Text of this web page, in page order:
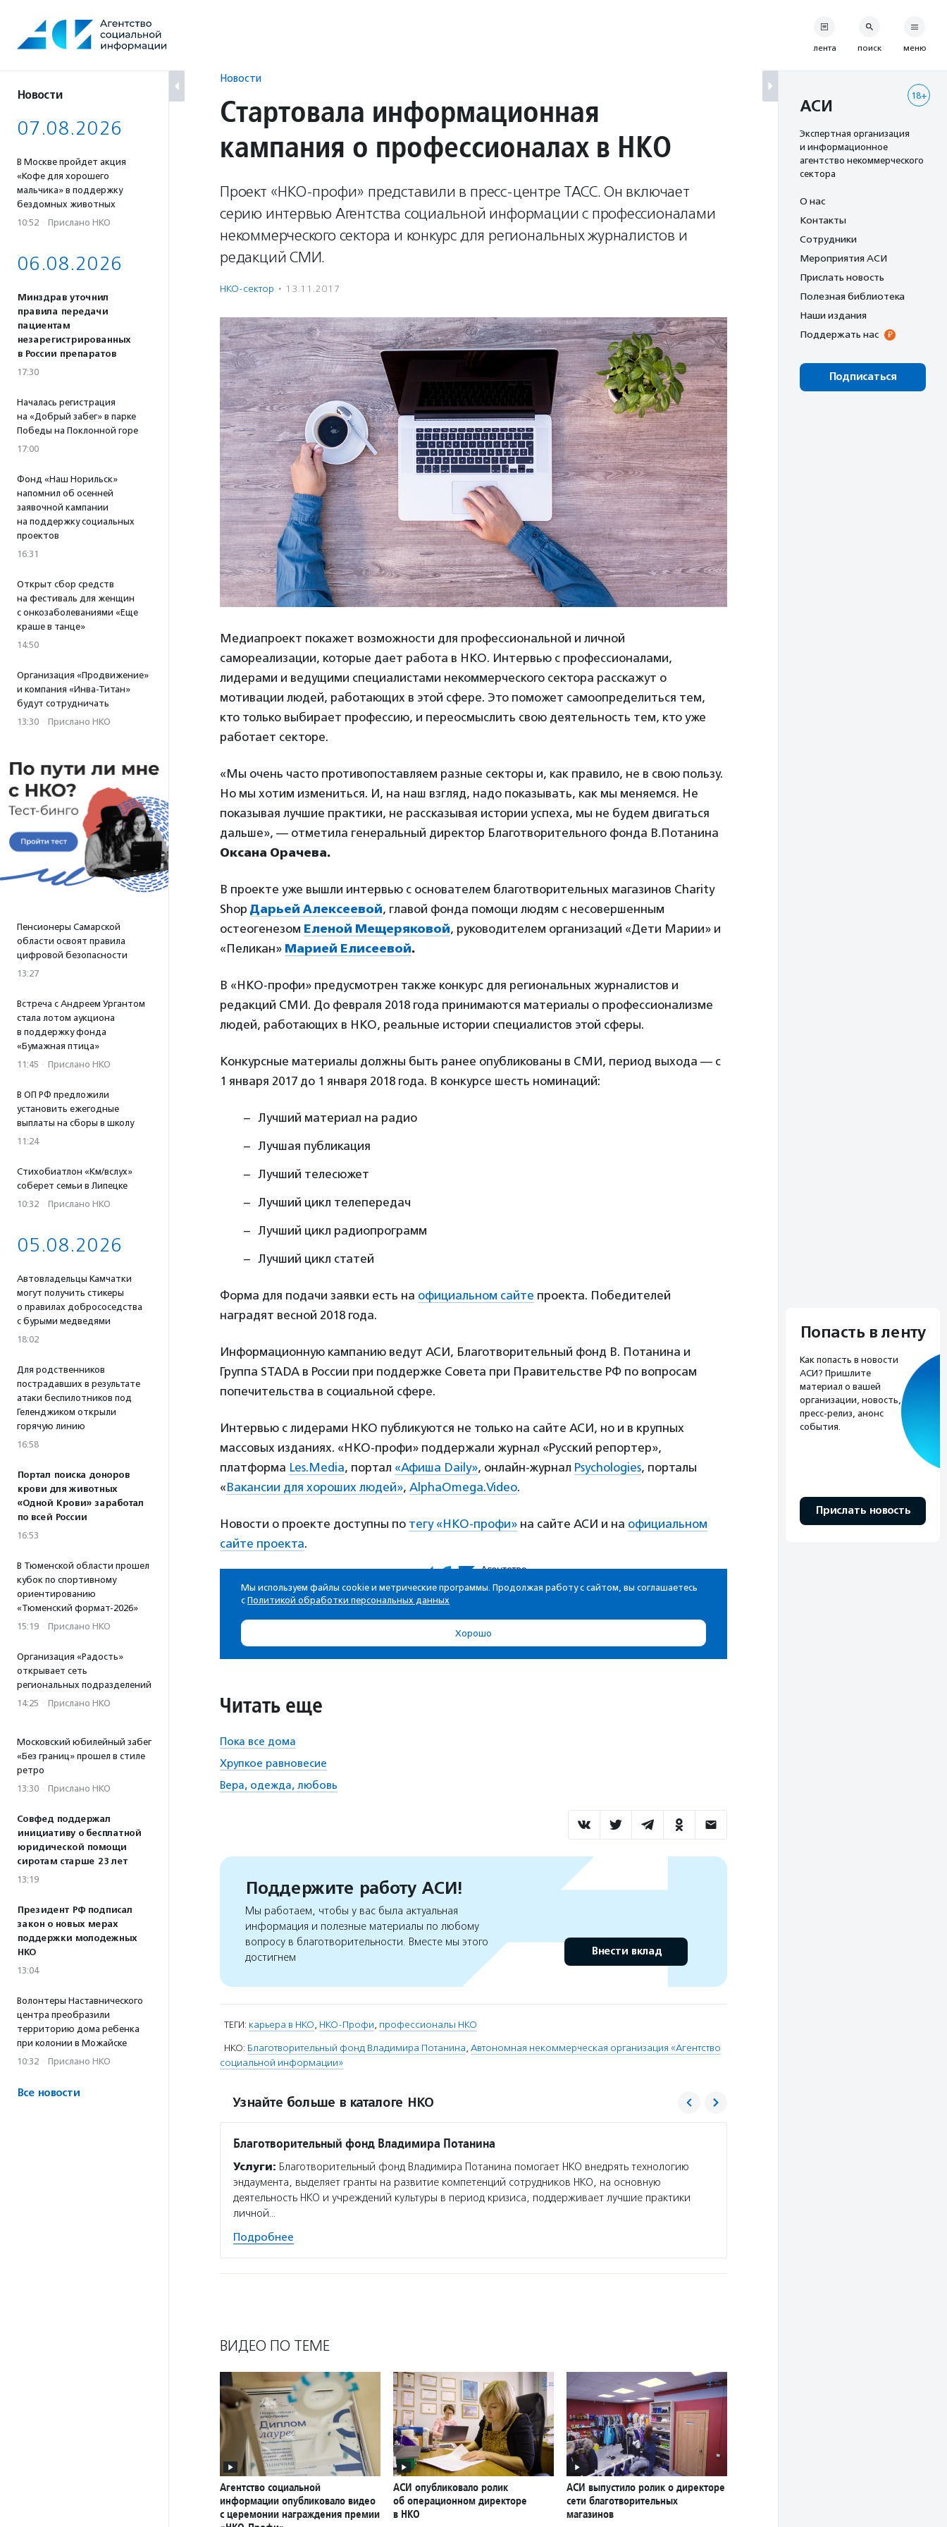
содержанию
Новости
07.08.2026
В Москве пройдет акция
«Кофе для хорошего
мальчика» в поддержку
бездомных животных
10:52 · Прислано НКО
06.08.2026
Минздрав уточнил
правила передачи
пациентам
незарегистрированных
в России препаратов
17:30
Началась регистрация
на «Добрый забег» в парке
Победы на Поклонной горе
17:00
Фонд «Наш Норильск»
напомнил об осенней
заявочной кампании
на поддержку социальных
проектов
16:31
Открыт сбор средств
на фестиваль для женщин
с онкозаболеваниями «Еще
краше в танце»
14:50
Организация «Продвижение»
и компания «Инва-Титан»
будут сотрудничать
13:30 · Прислано НКО
Пенсионеры Самарской
области освоят правила
цифровой безопасности
13:27
Встреча с Андреем Ургантом
стала лотом аукциона
в поддержку фонда
«Бумажная птица»
11:45 · Прислано НКО
В ОП РФ предложили
установить ежегодные
выплаты на сборы в школу
11:24
Стихобиатлон «Км/вслух»
соберет семьи в Липецке
10:32 · Прислано НКО
05.08.2026
Автовладельцы Камчатки
могут получить стикеры
о правилах добрососедства
с бурыми медведями
18:02
Для родственников
пострадавших в результате
атаки беспилотников под
Геленджиком открыли
горячую линию
16:58
Портал поиска доноров
крови для животных
«Одной Крови» заработал
по всей России
16:53
В Тюменской области прошел
кубок по спортивному
ориентированию
«Тюменский формат-2026»
15:19 · Прислано НКО
Организация «Радость»
открывает сеть
региональных подразделений
14:25 · Прислано НКО
Московский юбилейный забег
«Без границ» прошел в стиле
ретро
13:30 · Прислано НКО
Совфед поддержал
инициативу о бесплатной
юридической помощи
сиротам старше 23 лет
13:19
Президент РФ подписал
закон о новых мерах
поддержки молодежных
НКО
13:04
Волонтеры Наставнического
центра преобразили
территорию дома ребенка
при колонии в Можайске
10:32 · Прислано НКО
Все новости
Новости
Стартовала информационная
кампания о профессионалах в НКО
Проект «НКО-профи» представили в пресс-центре ТАСС. Он включает
серию интервью Агентства социальной информации с профессионалами
некоммерческого сектора и конкурс для региональных журналистов и
редакций СМИ.
НКО-сектор · 13.11.2017
Медиапроект покажет возможности для профессиональной и личной
самореализации, которые дает работа в НКО. Интервью с профессионалами,
лидерами и ведущими специалистами некоммерческого сектора расскажут о
мотивации людей, работающих в этой сфере. Это поможет самоопределиться тем,
кто только выбирает профессию, и переосмыслить свою деятельность тем, кто уже
работает секторе.
«Мы очень часто противопоставляем разные секторы и, как правило, не в свою пользу.
Но мы хотим измениться. И, на наш взгляд, надо показывать, как мы меняемся. Не
показывая лучшие практики, не рассказывая истории успеха, мы не будем двигаться
дальше», — отметила генеральный директор Благотворительного фонда В.Потанина
Оксана Орачева.
В проекте уже вышли интервью с основателем благотворительных магазинов Charity
Shop Дарьей Алексеевой, главой фонда помощи людям с несовершенным
остеогенезом Еленой Мещеряковой, руководителем организаций «Дети Марии» и
«Пеликан» Марией Елисеевой.
В «НКО-профи» предусмотрен также конкурс для региональных журналистов и
редакций СМИ. До февраля 2018 года принимаются материалы о профессионализме
людей, работающих в НКО, реальные истории специалистов этой сферы.
Конкурсные материалы должны быть ранее опубликованы в СМИ, период выхода — с
1 января 2017 до 1 января 2018 года. В конкурсе шесть номинаций:
Лучший материал на радио
Лучшая публикация
Лучший телесюжет
Лучший цикл телепередач
Лучший цикл радиопрограмм
Лучший цикл статей
Форма для подачи заявки есть на официальном сайте проекта. Победителей
наградят весной 2018 года.
Информационную кампанию ведут АСИ, Благотворительный фонд В. Потанина и
Группа STADA в России при поддержке Совета при Правительстве РФ по вопросам
попечительства в социальной сфере.
Интервью с лидерами НКО публикуются не только на сайте АСИ, но и в крупных
массовых изданиях. «НКО-профи» поддержали журнал «Русский репортер»,
платформа Les.Media, портал «Афиша Daily», онлайн-журнал Psychologies, порталы
«Вакансии для хороших людей», AlphaOmega.Video.
Новости о проекте доступны по тегу «НКО-профи» на сайте АСИ и на официальном
сайте проекта.
Читать еще
Пока все дома
Хрупкое равновесие
Вера, одежда, любовь
Поддержите работу АСИ!
Мы работаем, чтобы у вас была актуальная
информация и полезные материалы по любому
вопросу в благотворительности. Вместе мы этого
достигнем
Внести вклад
ТЕГИ: карьера в НКО, НКО-Профи, профессионалы НКО
НКО: Благотворительный фонд Владимира Потанина, Автономная некоммерческая организация «Агентство
социальной информации»
Узнайте больше в каталоге НКО
Благотворительный фонд Владимира Потанина
Услуги: Благотворительный фонд Владимира Потанина помогает НКО внедрять технологию
эндаумента, выделяет гранты на развитие компетенций сотрудников НКО, на основную
деятельность НКО и учреждений культуры в период кризиса, поддерживает лучшие практики
личной…
Подробнее
ВИДЕО ПО ТЕМЕ
Агентство социальной
информации опубликовало видео
с церемонии награждения премии
АСИ опубликовало ролик
об операционном директоре
в НКО
АСИ выпустило ролик о директоре
сети благотворительных
магазинов
лента поиск меню
18+
АСИ
Экспертная организация
и информационное
агентство некоммерческого
сектора
О нас
Контакты
Сотрудники
Мероприятия АСИ
Прислать новость
Полезная библиотека
Наши издания
Поддержать нас
Подписаться
Попасть в ленту
Как попасть в новости
АСИ? Пришлите
материал о вашей
организации, новость,
пресс-релиз, анонс
события.
Прислать новость